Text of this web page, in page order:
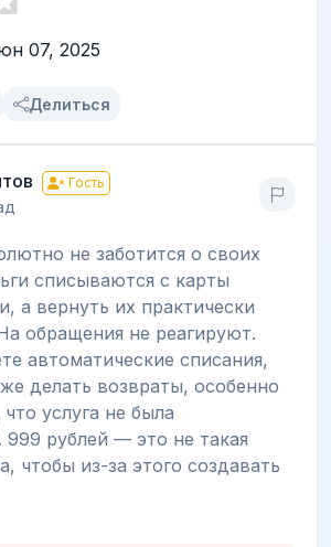
07, 2025
Делиться
Гость
не заботится о своих
списываются с карты
а вернуть их практически
обращения не реагируют.
автоматические списания,
делать возвраты, особенно
услуга не была
999 рублей — это не такая
чтобы из-за этого создавать